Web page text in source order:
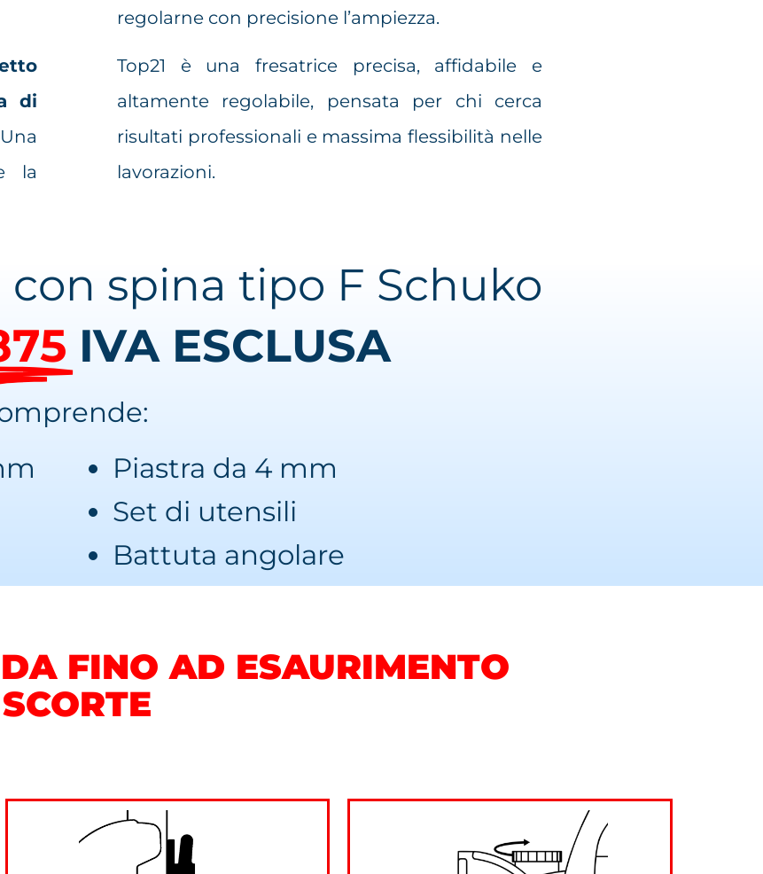
di
la
regolarne con precisione l’ampiezza.
Top21 è una fresatrice precisa, affidabile e
altamente regolabile, pensata per chi cerca
risultati professionali e massima flessibilità nelle
lavorazioni.
con spina tipo F Schuko
IVA ESCLUSA
Piastra da 4 mm
Set di utensili
Battuta angolare
FINO AD ESAURIMENTO
SCORTE